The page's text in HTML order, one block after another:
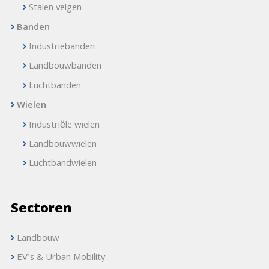
Stalen velgen
Banden
Industriebanden
Landbouwbanden
Luchtbanden
Wielen
Industriële wielen
Landbouwwielen
Luchtbandwielen
Sectoren
Landbouw
EV's & Urban Mobility